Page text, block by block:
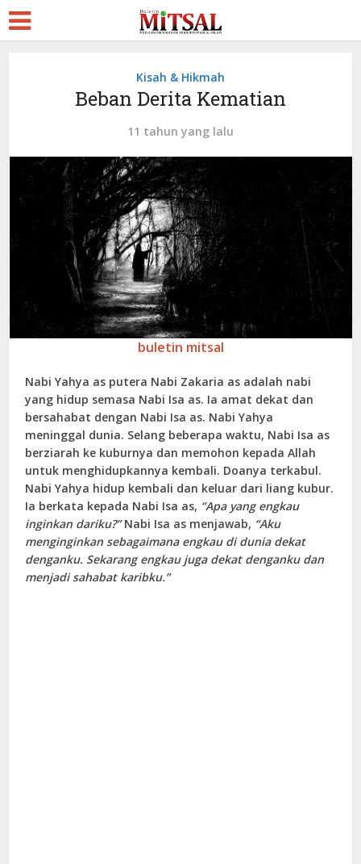
Kisah & Hikmah
Beban Derita Kematian
11 tahun yang lalu
buletin mitsal
Nabi Yahya as putera Nabi Zakaria as adalah nabi
yang hidup semasa Nabi Isa as. Ia amat dekat dan
bersahabat dengan Nabi Isa as. Nabi Yahya
meninggal dunia. Selang beberapa waktu, Nabi Isa as
berziarah ke kuburnya dan memohon kepada Allah
untuk menghidupkannya kembali. Doanya terkabul.
Nabi Yahya hidup kembali dan keluar dari liang kubur.
Ia berkata kepada Nabi Isa as, “Apa yang engkau
inginkan dariku?”Nabi Isa as menjawab, “Aku
menginginkan sebagaimana engkau di dunia dekat
denganku. Sekarang engkau juga dekat denganku dan
menjadi sahabat karibku.”